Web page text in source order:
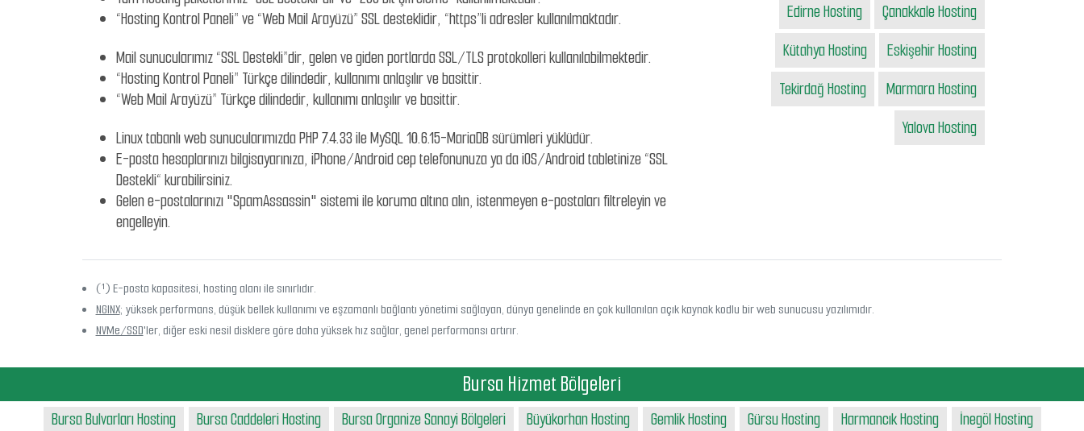
“Hosting Kontrol Paneli” ve “Web Mail Arayüzü” SSL desteklidir, “https”li adresler kullanılmaktadır.
Mail sunucularımız “SSL Destekli”dir, gelen ve giden portlarda SSL/TLS protokolleri kullanılabilmektedir.
“Hosting Kontrol Paneli” Türkçe dilindedir, kullanımı anlaşılır ve basittir.
“Web Mail Arayüzü” Türkçe dilindedir, kullanımı anlaşılır ve basittir.
Linux tabanlı web sunucularımızda PHP 7.4.33 ile MySQL 10.6.15-MariaDB sürümleri yüklüdür.
E-posta hesaplarınızı bilgisayarınıza, iPhone/Android cep telefonunuza ya da iOS/Android tabletinize “SSL
Destekli“ kurabilirsiniz.
Gelen e-postalarınızı "SpamAssassin" sistemi ile koruma altına alın, istenmeyen e-postaları filtreleyin ve
engelleyin.
Çanakkale Hosting
Edirne Hosting
Eskişehir Hosting
Kütahya Hosting
Marmara Hosting
Tekirdağ Hosting
Yalova Hosting
(¹) E-posta kapasitesi, hosting alanı ile sınırlıdır.
NGINX; yüksek performans, düşük bellek kullanımı ve eşzamanlı bağlantı yönetimi sağlayan, dünya genelinde en çok kullanılan açık kaynak kodlu bir web sunucusu yazılımıdır.
NVMe/SSD'ler, diğer eski nesil disklere göre daha yüksek hız sağlar, genel performansı artırır.
Bursa Hizmet Bölgeleri
Bursa Bulvarları Hosting Bursa Caddeleri Hosting Bursa Organize Sanayi Bölgeleri Büyükorhan Hosting Gemlik Hosting Gürsu Hosting Harmancık Hosting
İnegöl Hosting